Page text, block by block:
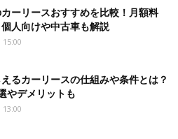
ーリースおすすめを比較！月額料
人向けや中古車も解説
15:00
るカーリースの仕組みや条件とは？
やデメリットも
13:00